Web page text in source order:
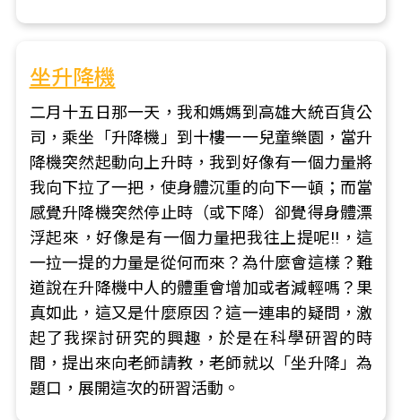
坐升降機
二月十五日那一天，我和媽媽到高雄大統百貨公
司，乘坐「升降機」到十樓一一兒童樂園，當升
降機突然起動向上升時，我到好像有一個力量將
我向下拉了一把，使身體沉重的向下一頓；而當
感覺升降機突然停止時（或下降）卻覺得身體漂
浮起來，好像是有一個力量把我往上提呢!!，這
一拉一提的力量是從何而來？為什麼會這樣？難
道說在升降機中人的體重會增加或者減輕嗎？果
真如此，這又是什麼原因？這一連串的疑問，激
起了我探討研究的興趣，於是在科學研習的時
間，提出來向老師請教，老師就以「坐升降」為
題口，展開這次的研習活動。